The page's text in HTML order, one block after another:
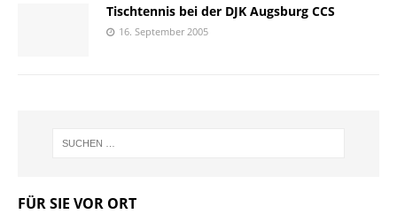
Tischtennis bei der DJK Augsburg CCS
16. September 2005
FÜR SIE VOR ORT